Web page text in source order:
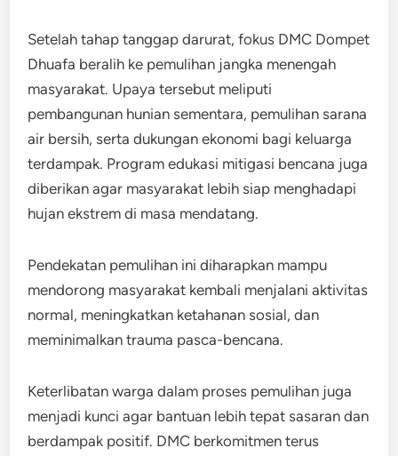
Setelah tahap tanggap darurat, fokus DMC Dompet
Dhuafa beralih ke pemulihan jangka menengah
masyarakat. Upaya tersebut meliputi
pembangunan hunian sementara, pemulihan sarana
air bersih, serta dukungan ekonomi bagi keluarga
terdampak. Program edukasi mitigasi bencana juga
diberikan agar masyarakat lebih siap menghadapi
hujan ekstrem di masa mendatang.
Pendekatan pemulihan ini diharapkan mampu
mendorong masyarakat kembali menjalani aktivitas
normal, meningkatkan ketahanan sosial, dan
meminimalkan trauma pasca-bencana.
Keterlibatan warga dalam proses pemulihan juga
menjadi kunci agar bantuan lebih tepat sasaran dan
berdampak positif. DMC berkomitmen terus